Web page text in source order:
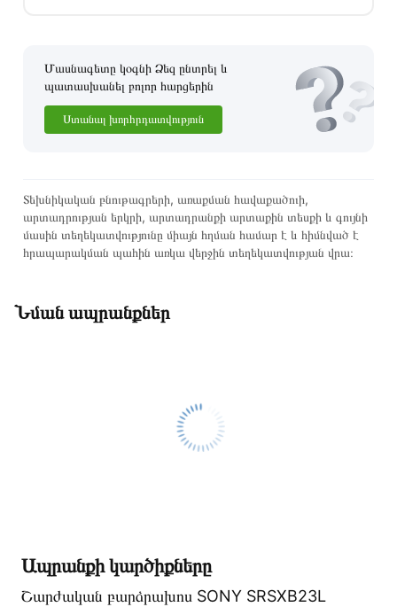
Կարող եք նաև պատվիրել՝ զանգահարելով կայքում նշված
կոնտակտային համարներին։
Կայքում տվյալ ապրանքի՝ Շարժական բարձրախոս SONY
Մեր պրոֆեսիոնալ մենեջերները կմշակեն պատվերը և
բնութագրերը և կարծիքները:
Տվյալ ապրանքը սետիֆիկացված է և համպատասխանում է
Մասնագետը կօգնի Ձեզ ընտրել և
պատասխանել բոլոր հարցերին
Ստանալ խորհրդատվություն
Տեխնիկական բնութագրերի, առաքման հավաքածուի,
արտադրության երկրի, արտադրանքի արտաքին տեսքի և գույնի
մասին տեղեկատվությունը միայն հղման համար է և հիմնված է
հրապարակման պահին առկա վերջին տեղեկատվության վրա։
Նման ապրանքներ
Ապրանքի կարծիքները
Շարժական բարձրախոս SONY SRSXB23L